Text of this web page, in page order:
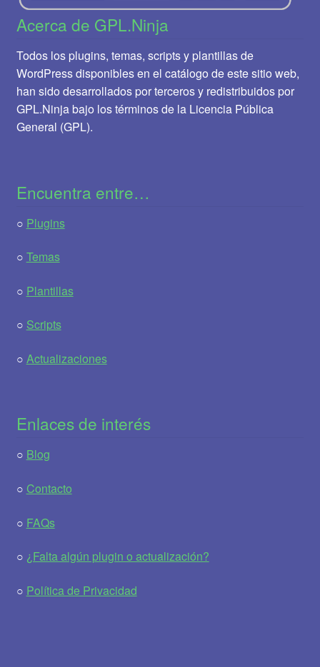
Acerca de GPL.Ninja
Todos los plugins, temas, scripts y plantillas de
WordPress disponibles en el catálogo de este sitio web,
han sido desarrollados por terceros y redistribuidos por
GPL.Ninja bajo los términos de la Licencia Pública
General (GPL).
Encuentra entre…
○ Plugins
○ Temas
○ Plantillas
○ Scripts
○ Actualizaciones
Enlaces de interés
○ Blog
○ Contacto
○ FAQs
○ ¿Falta algún plugin o actualización?
○ Política de Privacidad